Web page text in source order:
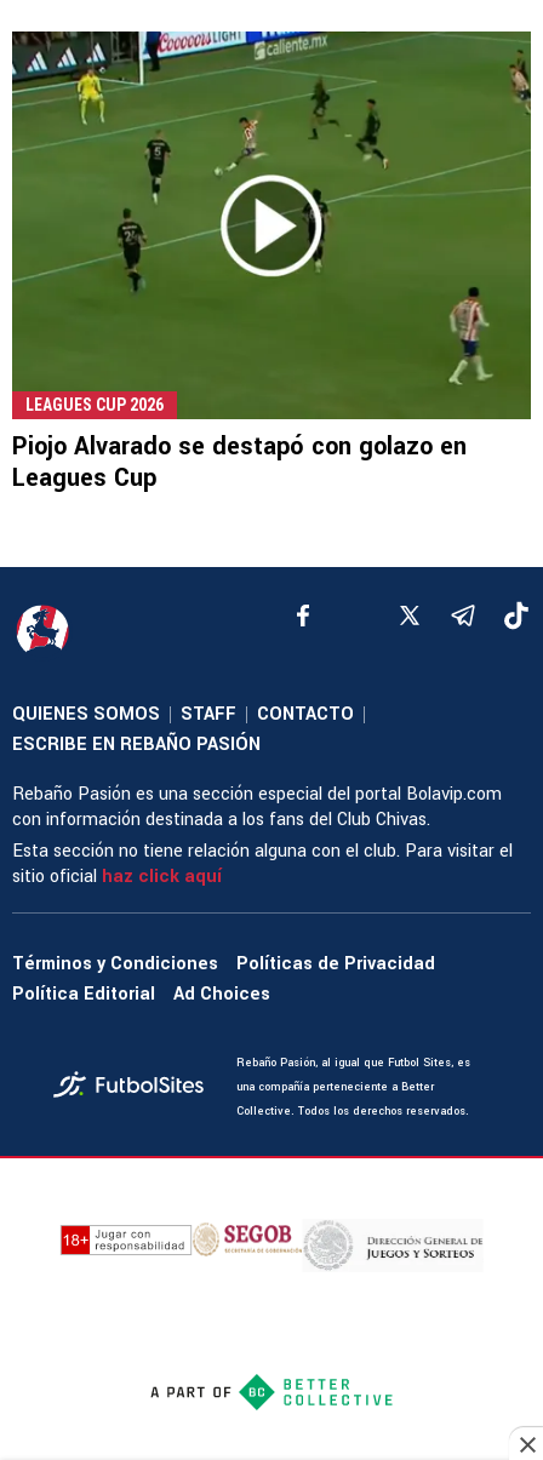
LEAGUES CUP 2026
Piojo Alvarado se destapó con golazo en
Leagues Cup
QUIENES SOMOS STAFF CONTACTO
ESCRIBE EN REBAÑO PASIÓN
Rebaño Pasión es una sección especial del portal Bolavip.com
con información destinada a los fans del Club Chivas.
Esta sección no tiene relación alguna con el club. Para visitar el
sitio oficial haz click aquí
Términos y Condiciones
Políticas de Privacidad
Política Editorial
Ad Choices
Rebaño Pasión, al igual que Futbol Sites, es
una compañía perteneciente a Better
Collective. Todos los derechos reservados.